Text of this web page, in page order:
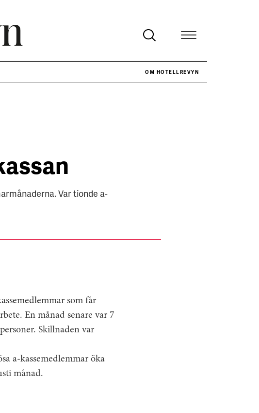
OM HOTELLREVYN
Var tionde a-
som får
En månad senare var 7
Skillnaden var
a-kassemedlemmar öka
månad.